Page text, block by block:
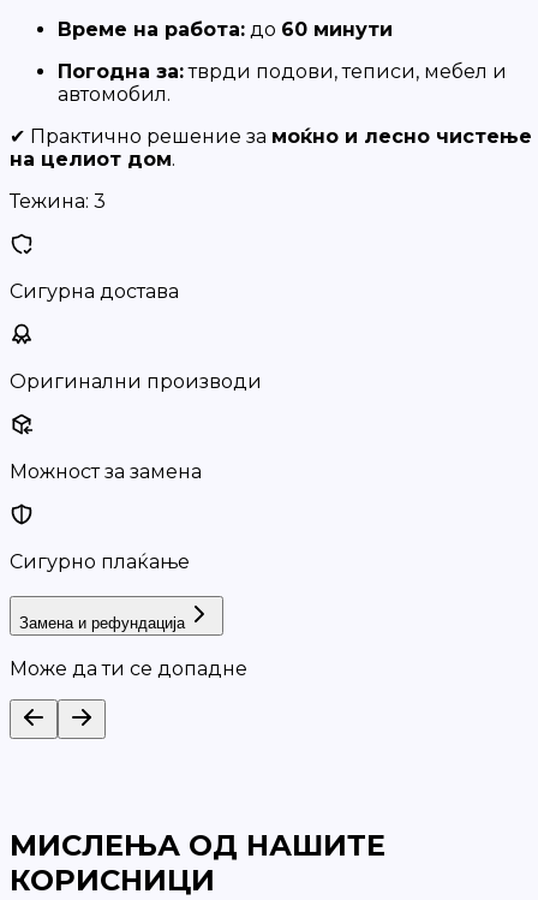
Време на работа: до 60 минути
Погодна за:тврди подови, теписи, мебел и
автомобил.
✔ Практично решение за моќно и лесно чистење
на целиот дом.
Тежина: 3
Сигурна достава
Оригинални производи
Можност за замена
Сигурно плаќање
Замена и рефундација
Може да ти се допадне
МИСЛЕЊА ОД НАШИТЕ
КОРИСНИЦИ